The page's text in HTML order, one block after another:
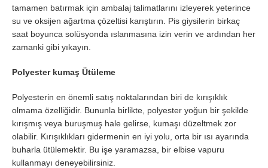
tamamen batırmak için ambalaj talimatlarını izleyerek yeterince
su ve oksijen ağartma çözeltisi karıştırın. Pis giysilerin birkaç
saat boyunca solüsyonda ıslanmasına izin verin ve ardından her
zamanki gibi yıkayın.
Polyester kumaş Ütüleme
Polyesterin en önemli satış noktalarından biri de kırışıklık
olmama özelliğidir. Bununla birlikte, polyester yoğun bir şekilde
kırışmış veya buruşmuş hale gelirse, kumaşı düzeltmek zor
olabilir. Kırışıklıkları gidermenin en iyi yolu, orta bir ısı ayarında
buharla ütülemektir. Bu işe yaramazsa, bir elbise vapuru
kullanmayı deneyebilirsiniz.